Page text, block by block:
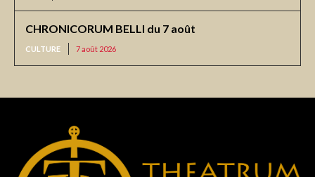
CHRONICORUM BELLI du 7 août
CULTURE 7 août 2026